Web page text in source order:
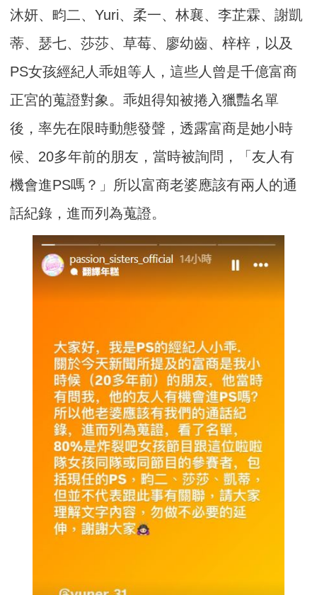
沐妍、畇二、Yuri、柔一、林襄、李芷霖、謝凱
蒂、瑟七、莎莎、草莓、廖幼齒、梓梓，以及
PS女孩經紀人乖姐等人，這些人曾是千億富商
正宮的蒐證對象。乖姐得知被捲入獵豔名單
後，率先在限時動態發聲，透露富商是她小時
候、20多年前的朋友，當時被詢問，「友人有
機會進PS嗎？」所以富商老婆應該有兩人的通
話紀錄，進而列為蒐證。